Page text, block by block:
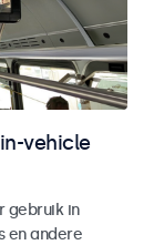
vehicle
gebruik in
en andere